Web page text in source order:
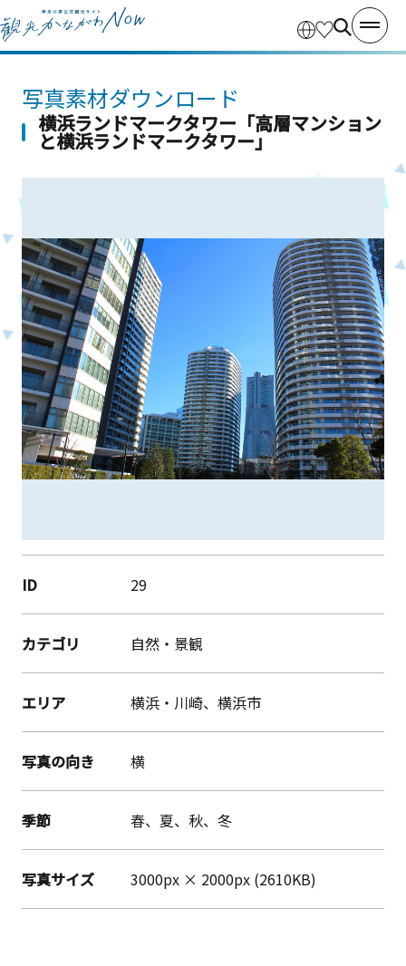
写真素材ダウンロード
横浜ランドマークタワー「高層マンション
と横浜ランドマークタワー」
ID 29
カテゴリ 自然・景観
エリア 横浜・川崎、横浜市
写真の向き 横
季節 春、夏、秋、冬
写真サイズ 3000px × 2000px (2610KB)